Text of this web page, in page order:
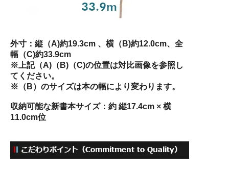
外寸：縦（A)約19.3cm 、横（B)約12.0cm、全
幅（C)約33.9cm
※上記（A)（B)（C)の位置は対比画像を参照し
てください。
※（B）のサイズは本の幅により変わります。
収納可能な新書本サイズ：約 縦17.4cm × 横
11.0cm位